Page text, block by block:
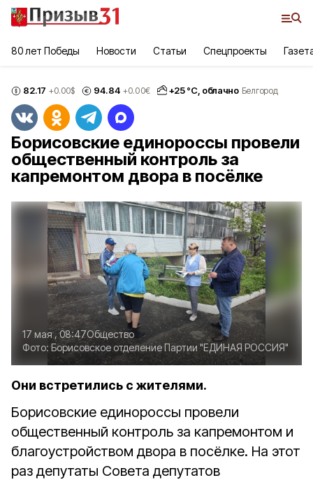
80 лет Победы Новости Статьи Спецпроекты
82.17 +0.00$ 94.84 +0.00€ +25°С, облачно Белгород
Борисовские единороссы провели
общественный контроль за
капремонтом двора в посёлке
17 мая , 08:47Общество
Фото:Борисовское отделение Партии "ЕДИНАЯ РОССИЯ"
Они встретились с жителями.
Борисовские единороссы провели
общественный контроль за капремонтом и
благоустройством двора в посёлке. На этот
раз депутаты Совета депутатов